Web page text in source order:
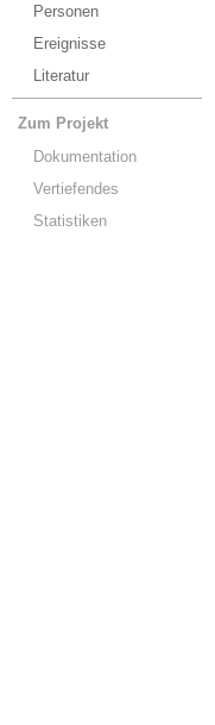
Personen
Ereignisse
Literatur
Zum Projekt
Dokumentation
Vertiefendes
Statistiken